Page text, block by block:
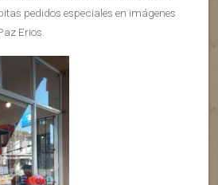
pedidos especiales en imágenes
Erios.